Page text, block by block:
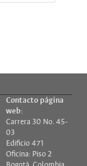
Contacto página
web:
Carrera 30 No. 45-
03
Edificio 471
Oficina: Piso 2